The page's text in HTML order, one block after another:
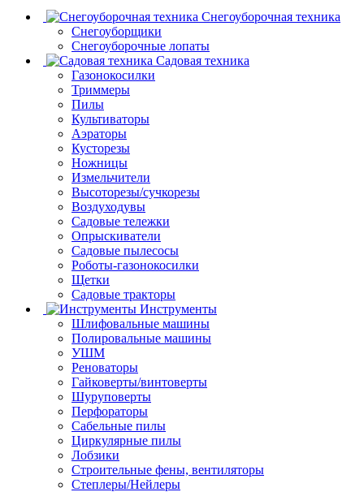
Снегоуборочная техника
Снегоуборщики
Снегоуборочные лопаты
Садовая техника
Газонокосилки
Триммеры
Пилы
Культиваторы
Аэраторы
Кусторезы
Ножницы
Измельчители
Высоторезы/сучкорезы
Воздуходувы
Садовые тележки
Опрыскиватели
Садовые пылесосы
Роботы-газонокосилки
Щетки
Садовые тракторы
Инструменты
Шлифовальные машины
Полировальные машины
УШМ
Реноваторы
Гайковерты/винтоверты
Шуруповерты
Перфораторы
Сабельные пилы
Циркулярные пилы
Лобзики
Строительные фены, вентиляторы
Степлеры/Нейлеры